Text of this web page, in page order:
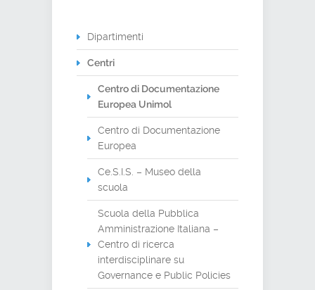
Dipartimenti
Centri
Centro di Documentazione
Europea Unimol
Centro di Documentazione
Europea
Ce.S.I.S. – Museo della
scuola
Scuola della Pubblica
Amministrazione Italiana –
Centro di ricerca
interdisciplinare su
Governance e Public Policies